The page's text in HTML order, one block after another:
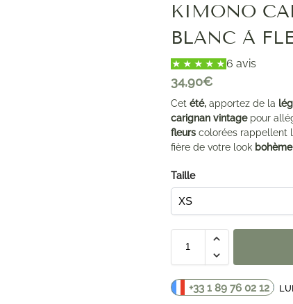
KIMONO
BLANC À
6 avis
34,90€
Cet été,apportez de la
carignan vintagepour
fleurscolorées rappellent
fière de votre look bohème
Taille
+33 1 89 76 02 12